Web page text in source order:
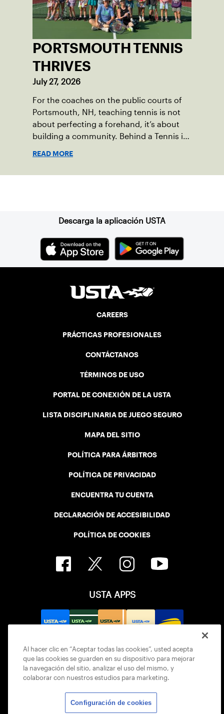
spectators.
PORTSMOUTH TENNIS
THRIVES
July 27, 2026
For the coaches on the public courts of
Portsmouth, NH, teaching tennis is not
about perfecting a forehand, it’s about
building a community. Behind a Tennis in
READ MORE
Descarga la aplicación USTA
CAREERS
PRÁCTICAS PROFESIONALES
CONTÁCTANOS
TÉRMINOS DE USO
PORTAL DE CONEXIÓN DE LA USTA
LISTA DISCIPLINARIA DE JUEGO SEGURO
MAPA DEL SITIO
POLÍTICA PARA ÁRBITROS
POLÍTICA DE PRIVACIDAD
ENCUENTRA TU CUENTA
DECLARACIÓN DE ACCESIBILIDAD
POLÍTICA DE COOKIES
USTA APPS
Al hacer clic en “Aceptar todas las cookies”, usted acepta
que las cookies se guarden en su dispositivo para mejorar
la navegación del sitio, analizar el uso del mismo, y
colaborar con nuestros estudios para marketing.
Configuración de cookies